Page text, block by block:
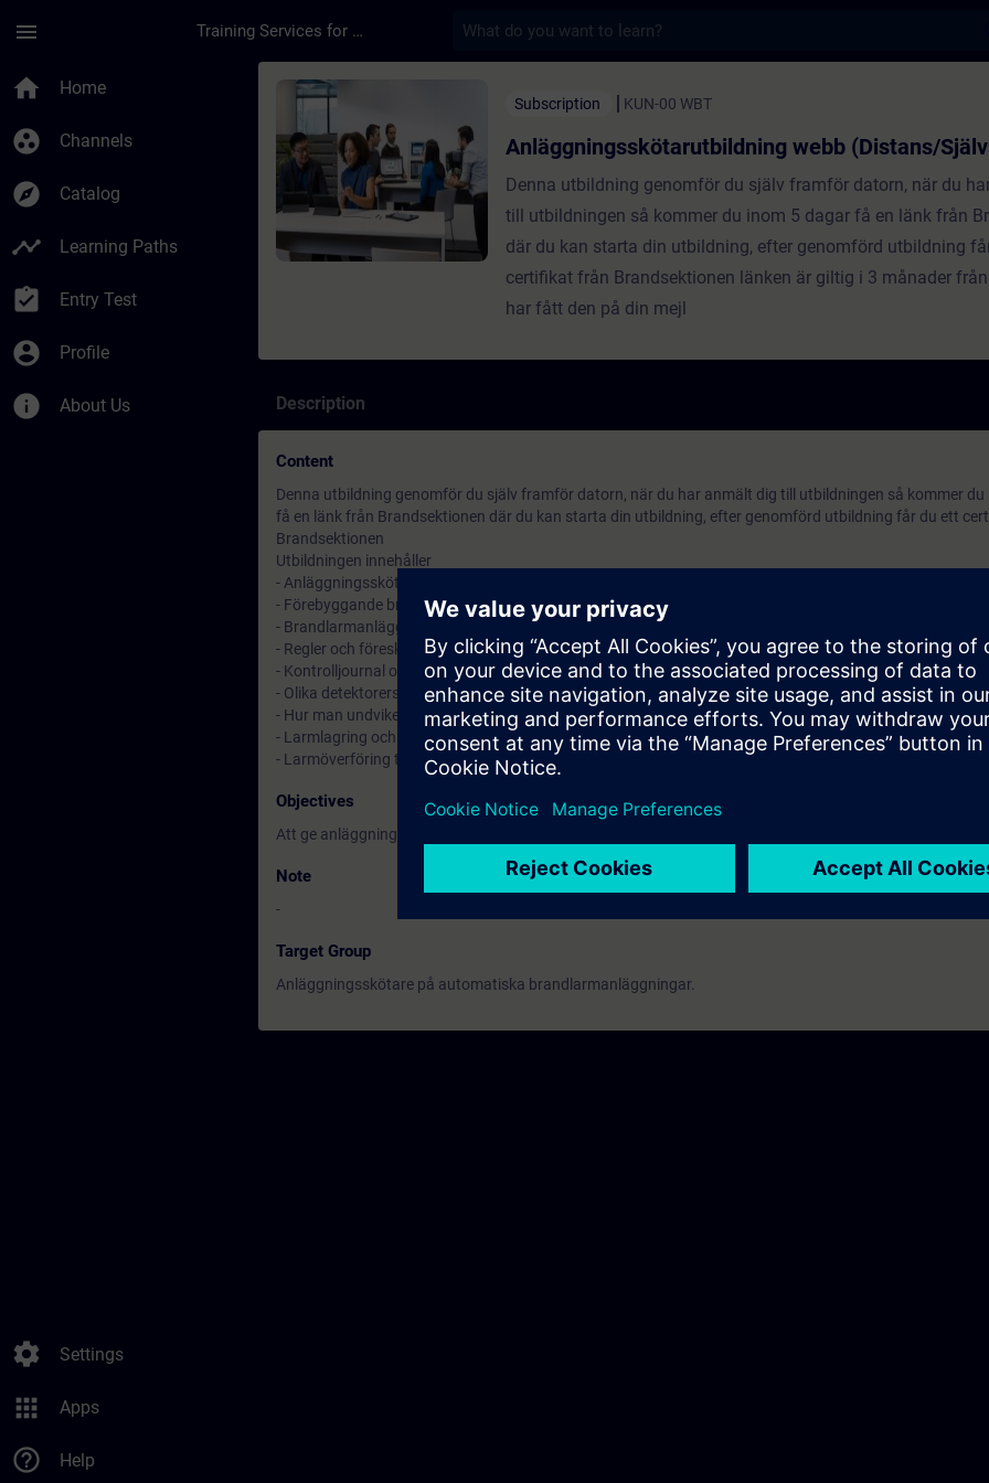
menu Training Services for Digital Industries
home Home
group_work Channels
explore Catalog
timeline Learning Paths
assignment_turned_in Entry Test
account_circle Profile
info About Us
settings Settings
apps Apps
help_outline Help
Course - Anläggningsskötarutbildning webb (Distans/
Subscription KUN-00 WBT
Anläggningsskötarutbildning webb (Distans/
Denna utbildning genomför du själv framför datorn, när du
till utbildningen så kommer du inom 5 dagar få en länk från
där du kan starta din utbildning, efter genomförd utbildning
certifikat från Brandsektionen länken är giltig i 3 månader
har fått den på din mejl
Description
Content
Denna utbildning genomför du själv framför datorn, när du har anmält dig till utbildningen så kommer du
få en länk från Brandsektionen där du kan starta din utbildning, efter genomförd utbildning får du ett
Brandsektionen
Utbildningen innehåller
- Anläggningsskötarens ansvarsområde
- Förebyggande brandskyddsåtgärder
- Brandlarmanläggningens uppbyggnad
- Regler och föreskrifter
- Kontrolljournal och orienteringsövningar
- Olika detektorers funktion och användning
- Hur man undviker onödiga larm
- Larmlagring och larmorganisation
- Larmöverföring till räddningstjänst eller larmcentral
Objectives
Att ge anläggningsskötaren kännedom om sitt ansvar samt god kunskap inom brandskydd.
Note
-
Target Group
Anläggningsskötare på automatiska brandlarmanläggningar.